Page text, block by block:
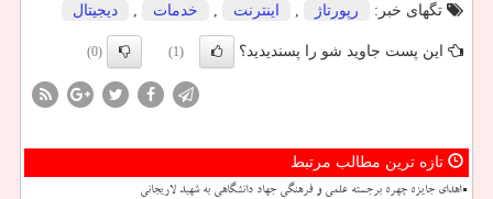
تگهای خبر:
رپورتاژ اینترنت خدمات دیجیتال
این پست جاوید شو را پسندیدید؟ (1)
(0)
تازه ترین مطالب مرتبط
اهدای جایزه چهره برجسته علمی و فرهنگی جهاد دانشگاهی به شهید لاریجانی